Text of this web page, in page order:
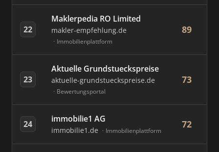
22
Maklerpedia RO Limited
makler-empfehlung.de
Immobilienplattform
89
23
Aktuelle Grundstueckspreise
aktuelle-grundstueckspreise.de
Bewertungsportal
73
24 immobilie1 AG
immobilie1.de Immobilienplattform
72